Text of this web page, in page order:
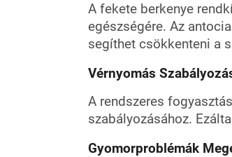
A fekete berkenye
egészségére. Az
segíthet csökkenteni a
Vérnyomás
A rendszeres
szabályozásához.
Gyomorproblémák